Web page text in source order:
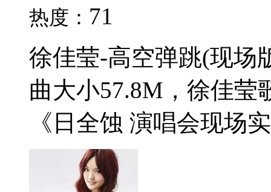
热度： 71
徐佳莹-高空弹跳(现场
曲大小57.8M，徐佳莹
《日全蚀 演唱会现场